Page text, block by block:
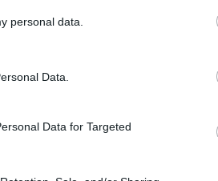
personal data.
Data.
Data for Targeted
πιο πυκνές.
3 με 4 μποφόρ.